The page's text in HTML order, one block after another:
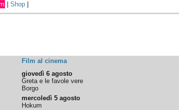
|Shop
Film al cinema
giovedì 6 agosto
Greta e le favole vere
Borgo
mercoledì 5 agosto
Hokum